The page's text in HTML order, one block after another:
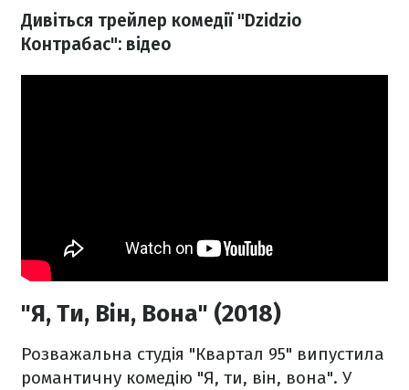
Дивіться трейлер комедії "Dzidzio
Контрабас": відео
"Я, Ти, Він, Вона" (2018)
Розважальна студія "Квартал 95" випустила
романтичну комедію "Я, ти, він, вона". У